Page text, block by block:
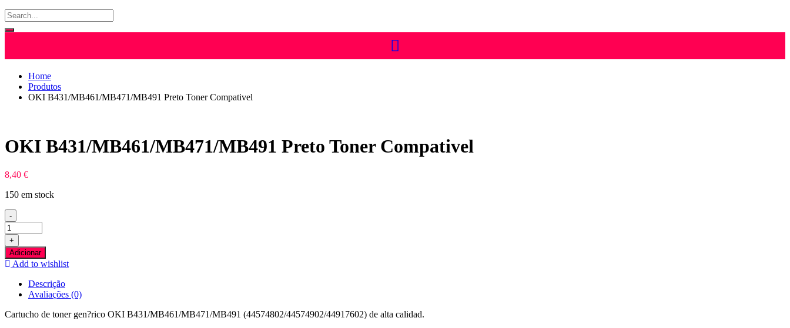
Home
Produtos
OKI B431/MB461/MB471/MB491 Preto Toner Compativel
OKI B431/MB461/MB471/MB491 Preto Toner Compativel
8,40 €
150 em stock
-
Quantidade
de
OKI
B431/MB461/MB471/MB491
Preto
Compativel
+
Adicionar
Add to wishlist
Descrição
Avaliações (0)
Cartucho de toner gen?rico OKI B431/MB461/MB471/MB491 (44574802/44574902/44917602) de alta calidad.